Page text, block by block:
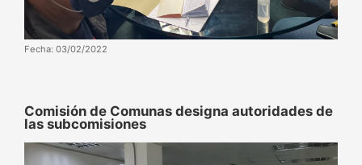
Fecha: 03/02/2022
Comisión de Comunas designa autoridades de
las subcomisiones